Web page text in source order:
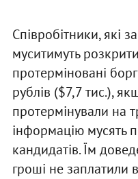
Співробітники, які
муситимуть
протерміновані
рублів ($7,7 тис.),
протермінували на
інформацію мусять
кандидатів. Їм
гроші не заплатили